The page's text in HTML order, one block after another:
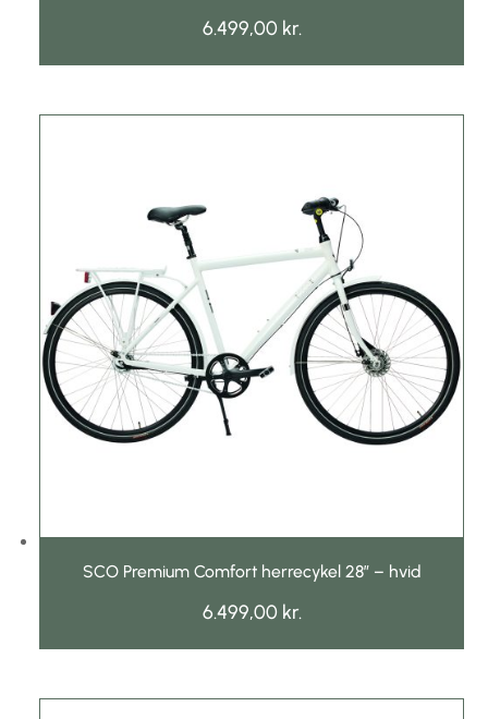
6.499,00 kr.
SCO Premium Comfort herrecykel 28″ – hvid
6.499,00 kr.